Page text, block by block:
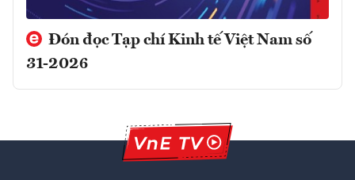
Đón đọc Tạp chí Kinh tế Việt Nam số
31-2026